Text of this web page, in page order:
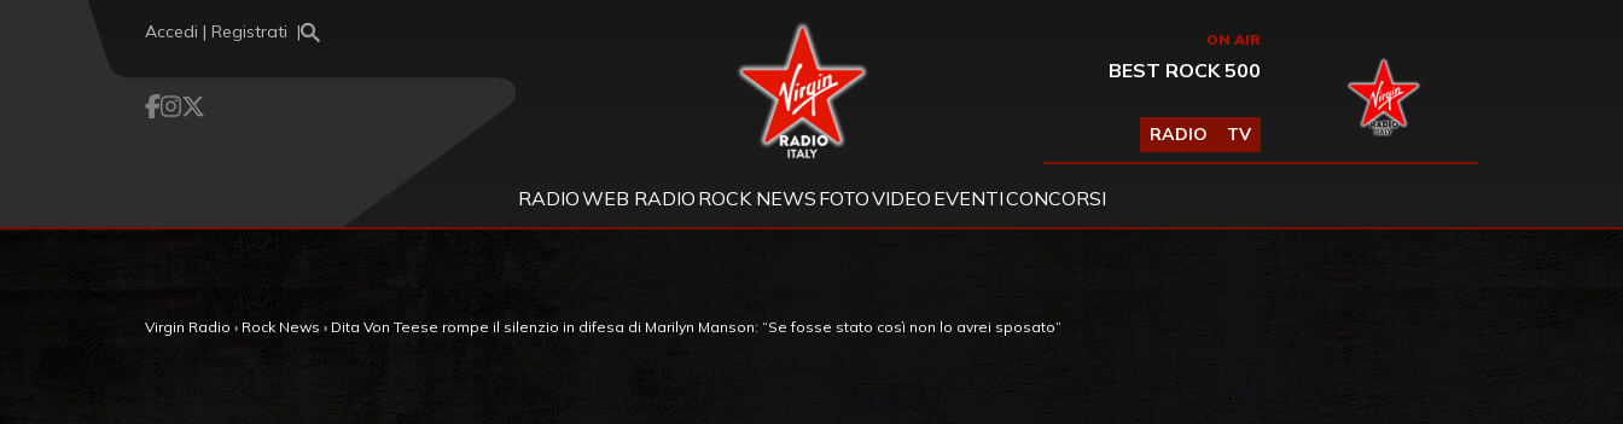
Accedi | Registrati Virgin Radio ON AIR
BEST ROCK 500
RADIO TV
RADIOWEB RADIO ROCK NEWS FOTOVIDEO EVENTICONCORSI
Virgin Radio › Rock News › Dita Von Teese rompe il silenzio in difesa di Marilyn Manson: “Se fosse stato così non lo avrei sposato”